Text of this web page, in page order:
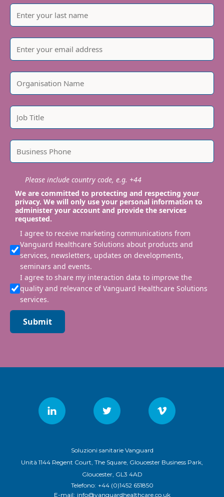
Please include country code, e.g. +44
We are committed to protecting and respecting your
privacy. We will only use your personal information to
administer your account and provide the services
requested.
I agree to receive marketing communications from
Vanguard Healthcare Solutions about products and
services, newsletters, updates on developments,
seminars and events.
I agree to share my interaction data to improve the
quality and relevance of Vanguard Healthcare Solutions
services.
Submit
Soluzioni sanitarie Vanguard
Unità 1144 Regent Court, The Square, Gloucester Business Park,
Gloucester, GL3 4AD
Telefono: +44 (0)1452 651850
E-mail: info@vanguardhealthcare.co.uk